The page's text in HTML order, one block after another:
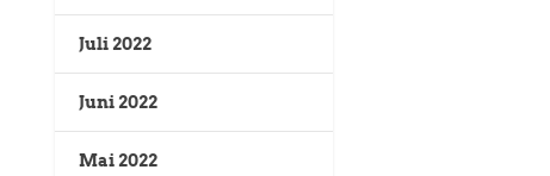
Juli 2022
Juni 2022
Mai 2022